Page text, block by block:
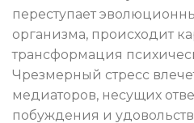
переступает
организма, происходит
трансформация
Чрезмерный стресс
медиаторов, несущих
побуждения и